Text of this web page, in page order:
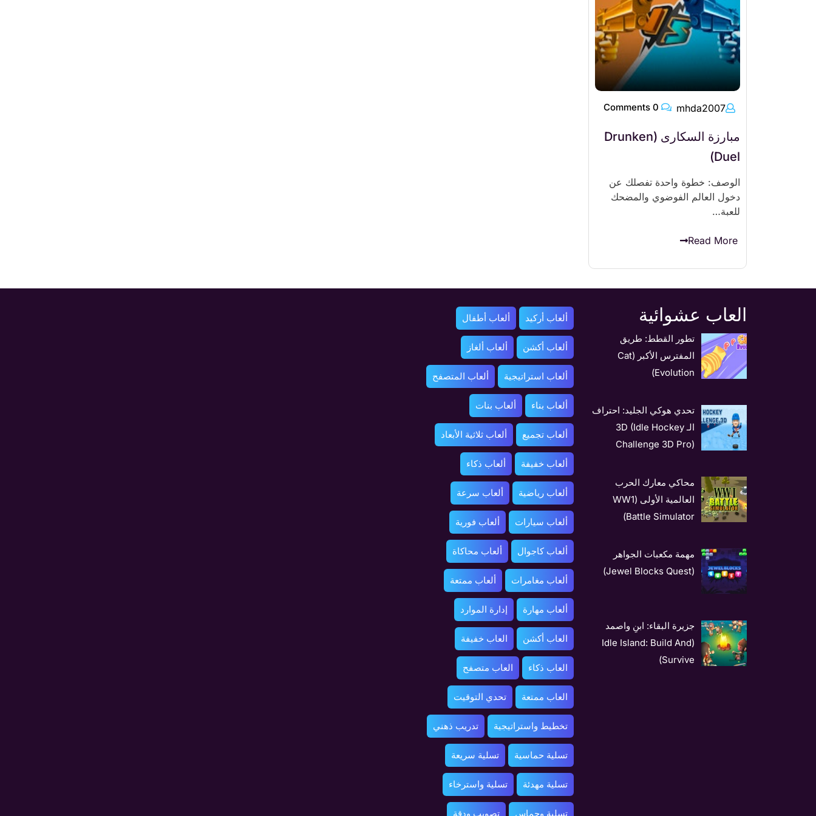
mhda2007
مبارزة السكارى (Drunken
Duel)
الوصف: خطوة واحدة تفصلك عن
دخول العالم الفوضوي والمضحك
للعبة…
Read More
العاب عشوائية
تطور القطط: طريق
المفترس الأكبر (Cat
Evolution)
تحدي هوكي الجليد: احتراف
الـ 3D (Idle Hockey
Challenge 3D Pro)
محاكي معارك الحرب
العالمية الأولى (WW1
Battle Simulator)
مهمة مكعبات الجواهر
(Jewel Blocks Quest)
جزيرة البقاء: ابنِ واصمد
(Idle Island: Build And
Survive)
ألعاب أركيد ألعاب أطفال
ألعاب أكشن ألعاب ألغاز
ألعاب استراتيجية ألعاب المتصفح
ألعاب بناء ألعاب بنات
ألعاب تجميع ألعاب ثلاثية الأبعاد
ألعاب خفيفة ألعاب ذكاء
ألعاب رياضية ألعاب سرعة
ألعاب سيارات ألعاب فورية
ألعاب كاجوال ألعاب محاكاة
ألعاب مغامرات ألعاب ممتعة
ألعاب مهارة إدارة الموارد
العاب أكشن العاب خفيفة
العاب ذكاء العاب متصفح
العاب ممتعة تحدي التوقيت
تخطيط واستراتيجية تدريب ذهني
تسلية حماسية تسلية سريعة
تسلية مهدئة تسلية واسترخاء
تسلية وحماس تصويب ودقة